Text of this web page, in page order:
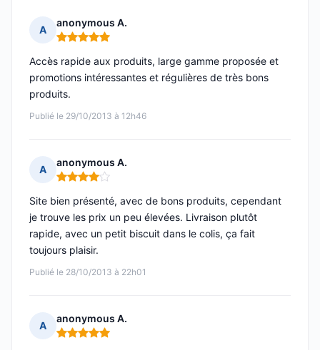
A
anonymous A.
Note : 5 sur 5
Publié le 29/10/2013 à 12h46
Accès rapide aux produits, large gamme proposée et
promotions intéressantes et régulières de très bons
produits.
A
anonymous A.
Note : 4 sur 5
Publié le 28/10/2013 à 22h01
Site bien présenté, avec de bons produits, cependant
je trouve les prix un peu élevées. Livraison plutôt
rapide, avec un petit biscuit dans le colis, ça fait
toujours plaisir.
A
anonymous A.
Note : 5 sur 5